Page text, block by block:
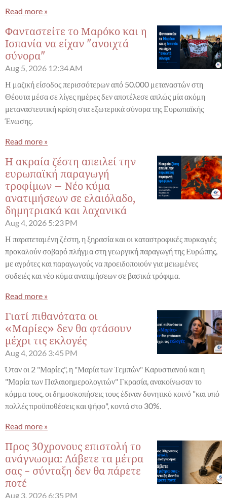
Read more »
Φανταστείτε το Μαρόκο και η
Ισπανία να είχαν "ανοιχτά
σύνορα"
Aug 5, 2026 12:34 AM
Η μαζική είσοδος περισσότερων από 50.000 μεταναστών στη
Θέουτα μέσα σε λίγες ημέρες δεν αποτέλεσε απλώς μία ακόμη
μεταναστευτική κρίση στα εξωτερικά σύνορα της Ευρωπαϊκής
Ένωσης.
Read more »
Η ακραία ζέστη απειλεί την
ευρωπαϊκή παραγωγή
τροφίμων – Νέο κύμα
ανατιμήσεων σε ελαιόλαδο,
δημητριακά και λαχανικά
Aug 4, 2026 5:23 PM
Η παρατεταμένη ζέστη, η ξηρασία και οι καταστροφικές πυρκαγιές
προκαλούν σοβαρό πλήγμα στη γεωργική παραγωγή της Ευρώπης,
με αγρότες και παραγωγούς να προειδοποιούν για μειωμένες
σοδειές και νέο κύμα ανατιμήσεων σε βασικά τρόφιμα.
Read more »
Γιατί πιθανότατα οι
«Μαρίες» δεν θα φτάσουν
μέχρι τις εκλογές
Aug 4, 2026 3:45 PM
Όταν οι 2 "Μαρίες", η "Μαρία των Τεμπών" Καρυστιανού και η
"Μαρία των Παλαιοημερολογιτών" Γκρασία, ανακοίνωσαν το
κόμμα τους, οι δημοσκοπήσεις τους έδιναν δυνητικό κοινό "και υπό
πολλές προϋποθέσεις και ψήφο", κοντά στο 30%.
Read more »
Προς 30χρονους επιστολή το
ανάγνωσμα: Λάβετε τα μέτρα
σας - σύνταξη δεν θα πάρετε
ποτέ
Aug 3, 2026 6:35 PM